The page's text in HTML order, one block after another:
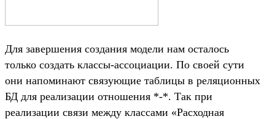
Для завершения создания модели нам осталось
только создать классы-ассоциации. По своей сути
они напоминают связующие таблицы в реляционных
БД для реализации отношения *-*. Так при
реализации связи между классами «Расходная